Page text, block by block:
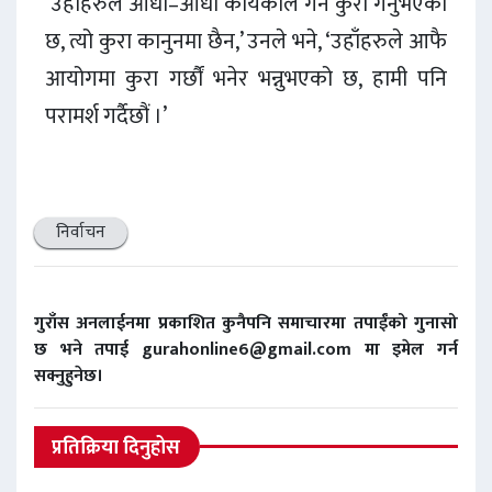
छ, त्यो कुरा कानुनमा छैन,’ उनले भने, ‘उहाँहरुले आफै
आयोगमा कुरा गर्छौं भनेर भन्नुभएको छ, हामी पनि
परामर्श गर्दैछौं ।’
निर्वाचन
गुराँस अनलाईनमा प्रकाशित कुनैपनि समाचारमा तपाईंको गुनासो
छ भने तपाई gurahonline6@gmail.com मा इमेल गर्न
सक्नुहुनेछ।
प्रतिक्रिया दिनुहोस